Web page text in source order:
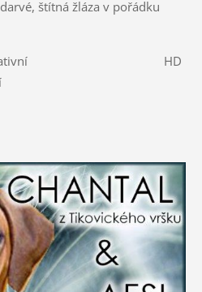
štítná žláza v pořádku
OCD negativní HD
N/N